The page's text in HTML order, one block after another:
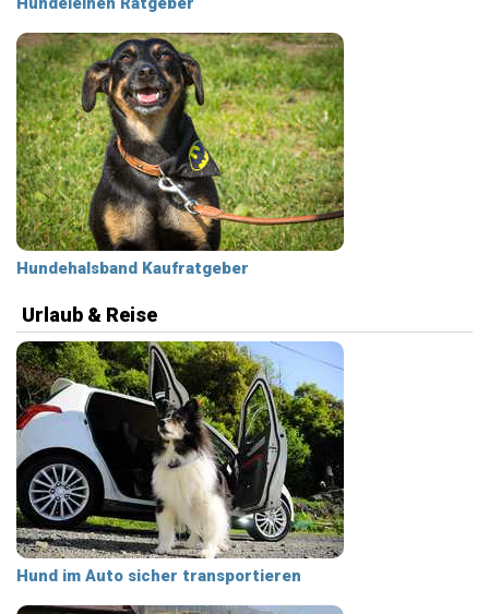
Hundehalsband Kaufratgeber
Urlaub & Reise
Hund im Auto sicher transportieren